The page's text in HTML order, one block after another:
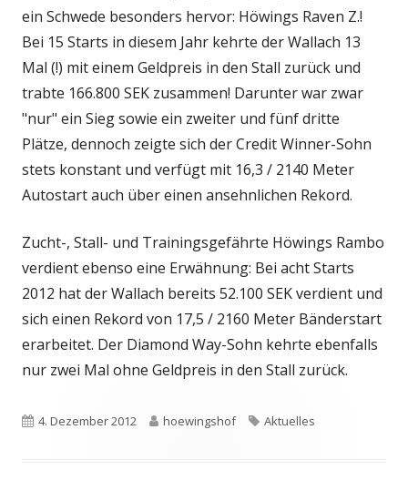
ein Schwede besonders hervor: Höwings Raven Z.!
Bei 15 Starts in diesem Jahr kehrte der Wallach 13
Mal (!) mit einem Geldpreis in den Stall zurück und
trabte 166.800 SEK zusammen! Darunter war zwar
"nur" ein Sieg sowie ein zweiter und fünf dritte
Plätze, dennoch zeigte sich der Credit Winner-Sohn
stets konstant und verfügt mit 16,3 / 2140 Meter
Autostart auch über einen ansehnlichen Rekord.
Zucht-, Stall- und Trainingsgefährte Höwings Rambo
verdient ebenso eine Erwähnung: Bei acht Starts
2012 hat der Wallach bereits 52.100 SEK verdient und
sich einen Rekord von 17,5 / 2160 Meter Bänderstart
erarbeitet. Der Diamond Way-Sohn kehrte ebenfalls
nur zwei Mal ohne Geldpreis in den Stall zurück.
Veröffentlicht
4. Dezember 2012 Autor
hoewingshof Schlagwörter
Aktuelles